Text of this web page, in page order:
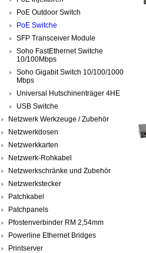
PoE Outdoor Switch
PoE Switche
SFP Transceiver Module
Soho FastEthernet Switche
10/100Mbps
Soho Gigabit Switch 10/100/1000
Mbps
Universal Hutschinenträger 4HE
USB Switche
Netzwerk Werkzeuge / Zubehör
Netzwerkdosen
Netzwerkkarten
Netzwerk-Rohkabel
Netzwerkschränke und Zubehör
Netzwerkstecker
Patchkabel
Patchpanels
Pfostenverbinder RM 2,54mm
Powerline Ethernet Bridges
Printserver